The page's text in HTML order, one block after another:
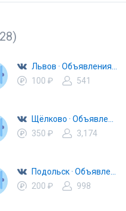
100 ₽
541
350 ₽
3,174
200 ₽
998